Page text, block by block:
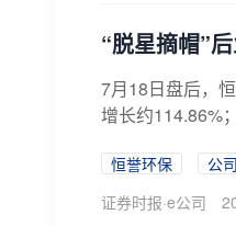
“脱星摘帽”
7月18日盘后，
增长约114.86%
恒誉环保 公
证券时报·e公司